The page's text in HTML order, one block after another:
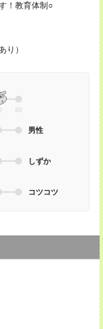
！教育体制○
り）
60
男性
しずか
コツコツ